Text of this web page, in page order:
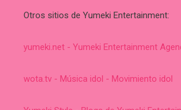
Otros sitios de Yumeki Entertainment:
yumeki.net - Yumeki Entertainment
wota.tv - Música idol - Movimiento idol